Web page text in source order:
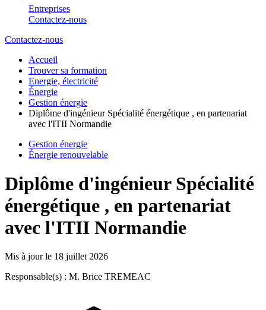
Entreprises
Contactez-nous
Contactez-nous
Accueil
Trouver sa formation
Energie, électricité
Énergie
Gestion énergie
Diplôme d'ingénieur Spécialité énergétique , en partenariat
avec l'ITII Normandie
Gestion énergie
Énergie renouvelable
Diplôme d'ingénieur Spécialité
énergétique , en partenariat
avec l'ITII Normandie
Mis à jour le 18 juillet 2026
Responsable(s) : M. Brice TREMEAC